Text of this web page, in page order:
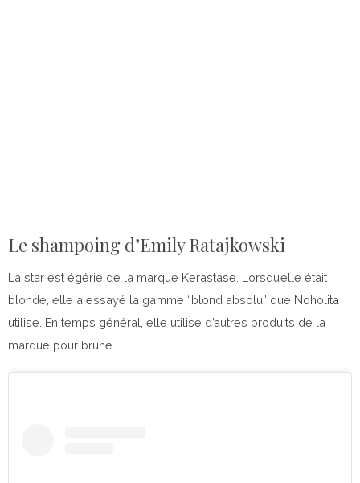
Le shampoing d’Emily Ratajkowski
La star est égérie de la marque Kerastase. Lorsqu’elle était
blonde, elle a essayé la gamme “blond absolu” que Noholita
utilise. En temps général, elle utilise d’autres produits de la
marque pour brune.